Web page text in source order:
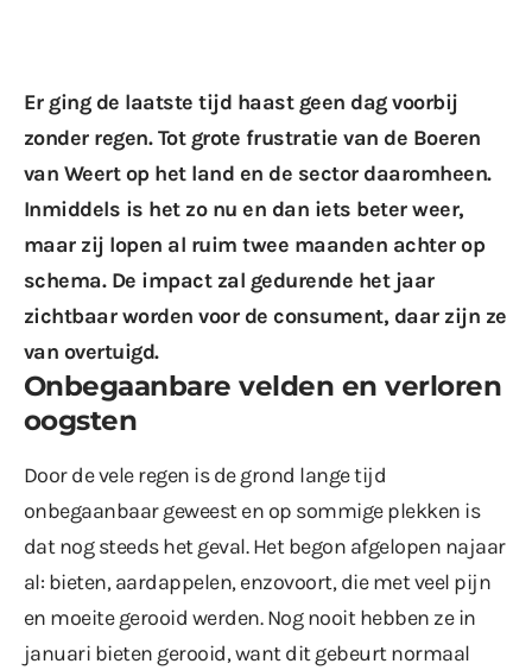
Er ging de laatste tijd haast geen dag voorbij
zonder regen. Tot grote frustratie van de Boeren
van Weert op het land en de sector daaromheen.
Inmiddels is het zo nu en dan iets beter weer,
maar zij lopen al ruim twee maanden achter op
schema. De impact zal gedurende het jaar
zichtbaar worden voor de consument, daar zijn ze
van overtuigd.
Onbegaanbare velden en verloren
oogsten
Door de vele regen is de grond lange tijd
onbegaanbaar geweest en op sommige plekken is
dat nog steeds het geval. Het begon afgelopen najaar
al: bieten, aardappelen, enzovoort, die met veel pijn
en moeite gerooid werden. Nog nooit hebben ze in
januari bieten gerooid, want dit gebeurt normaal